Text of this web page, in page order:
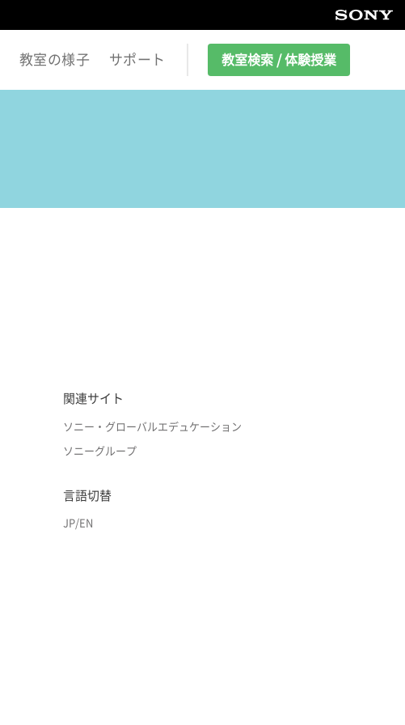
教室の様子 サポート 教室検索 / 体験授業
関連サイト
ソニー・グローバルエデュケーション
ソニーグループ
言語切替
JP/EN